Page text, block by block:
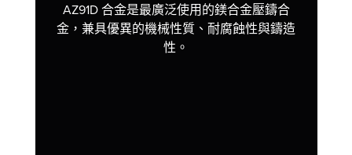
AZ91D 合金是最廣泛使用的鎂合金壓鑄合
金，兼具優異的機械性質、耐腐蝕性與鑄造
性。